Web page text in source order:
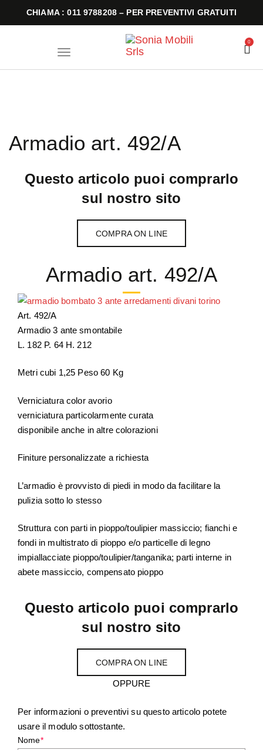
CHIAMA : 011 9788208 – PER PREVENTIVI GRATUITI
T
g
g
a
o
n
0
Armadio art. 492/A
Questo articolo puoi comprarlo
sul nostro sito
COMPRA ON LINE
Armadio art. 492/A
Art. 492/A
Armadio 3 ante smontabile
L. 182 P. 64 H. 212
Metri cubi 1,25 Peso 60 Kg
Verniciatura color avorio
verniciatura particolarmente curata
disponibile anche in altre colorazioni
Finiture personalizzate a richiesta
L’armadio è provvisto di piedi in modo da facilitare la
pulizia sotto lo stesso
Struttura con parti in pioppo/toulipier massiccio; fianchi e
fondi in multistrato di pioppo e/o particelle di legno
impiallacciate pioppo/toulipier/tanganika; parti interne in
abete massiccio, compensato pioppo
Questo articolo puoi comprarlo
sul nostro sito
COMPRA ON LINE
OPPURE
Per informazioni o preventivi su questo articolo potete
usare il modulo sottostante.
Nome*